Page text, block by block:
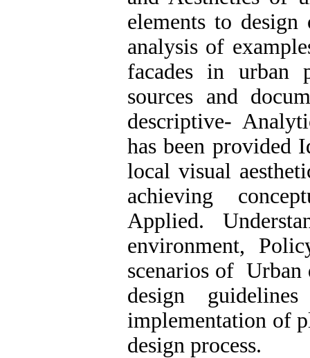
elements to
analysis of
facades in urban
sources and
descriptive-
has been provided
local visual
achieving
Applied.
environment,
scenarios of Urban
design
implementation of
design process.